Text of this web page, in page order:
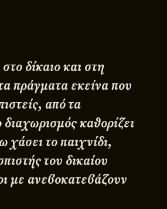
δίκαιο και στη
πράγματα εκείνα που
από τα
καθορίζει
το παιχνίδι,
του δικαίου
με ανεβοκατεβάζουν